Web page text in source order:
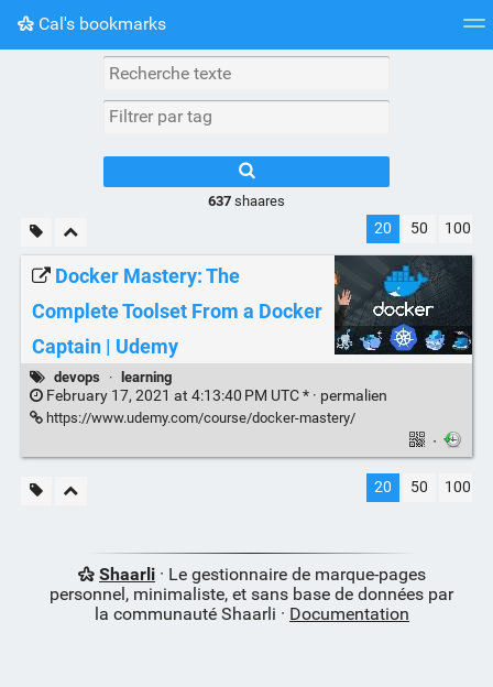
Cal's bookmarks
Nuage de tags Mur d'images
637shaares
20 50 100
Docker Mastery: The
Complete Toolset From a Docker
Captain | Udemy
devops · learning
February 17, 2021 at 4:13:40 PM UTC * · permalien
https://www.udemy.com/course/docker-mastery/
·
20 50 100
Shaarli· Le gestionnaire de marque-pages
personnel, minimaliste, et sans base de données par
la communauté Shaarli · Documentation